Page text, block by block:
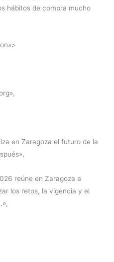
hábitos de compra mucho
en Zaragoza el futuro de la
reúne en Zaragoza a
los retos, la vigencia y el